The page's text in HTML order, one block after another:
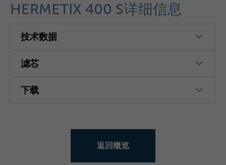
HERMETIX 400 S详细信息
技术数据
滤芯
下载
返回概览